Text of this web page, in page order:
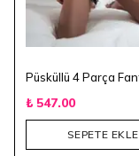
₺ 547.00
SEPETE EKLE